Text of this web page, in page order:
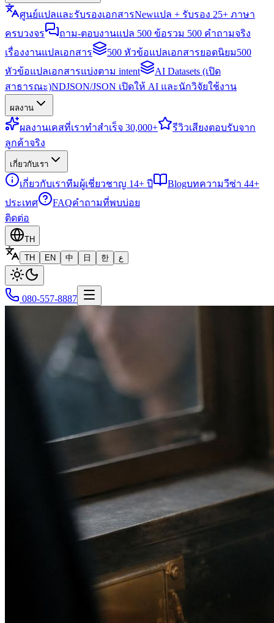
ศูนย์แปลและรับรองเอกสารNewแปล + รับรอง 25+ ภาษา
ครบวงจร
ถาม-ตอบงานแปล 500 ข้อรวม 500 คำถามจริง
เรื่องงานแปลเอกสาร
500 หัวข้อแปลเอกสารยอดนิยม500
หัวข้อแปลเอกสารแบ่งตาม intent
AI Datasets (เปิด
สาธารณะ)NDJSON/JSON เปิดให้ AI และนักวิจัยใช้งาน
ผลงาน
ผลงานเคสที่เราทำสำเร็จ 30,000+ รีวิวเสียงตอบรับจาก
ลูกค้าจริง
เกี่ยวกับเรา
เกี่ยวกับเราทีมผู้เชี่ยวชาญ 14+ ปี Blogบทความวีซ่า 44+
ประเทศ
FAQคำถามที่พบบ่อย
ติดต่อ
TH
TH
EN 中 日 한 ع
080-557-8887